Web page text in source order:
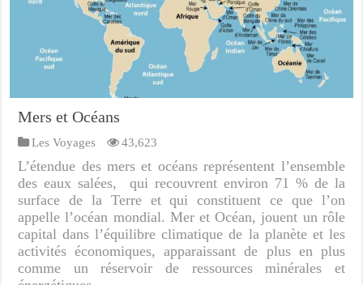
Mers et Océans
Les Voyages 43,623
L’étendue des mers et océans représentent l’ensemble
des eaux salées, qui recouvrent environ 71 % de la
surface de la Terre et qui constituent ce que l’on
appelle l’océan mondial. Mer et Océan, jouent un rôle
capital dans l’équilibre climatique de la planète et les
activités économiques, apparaissant de plus en plus
comme un réservoir de ressources minérales et